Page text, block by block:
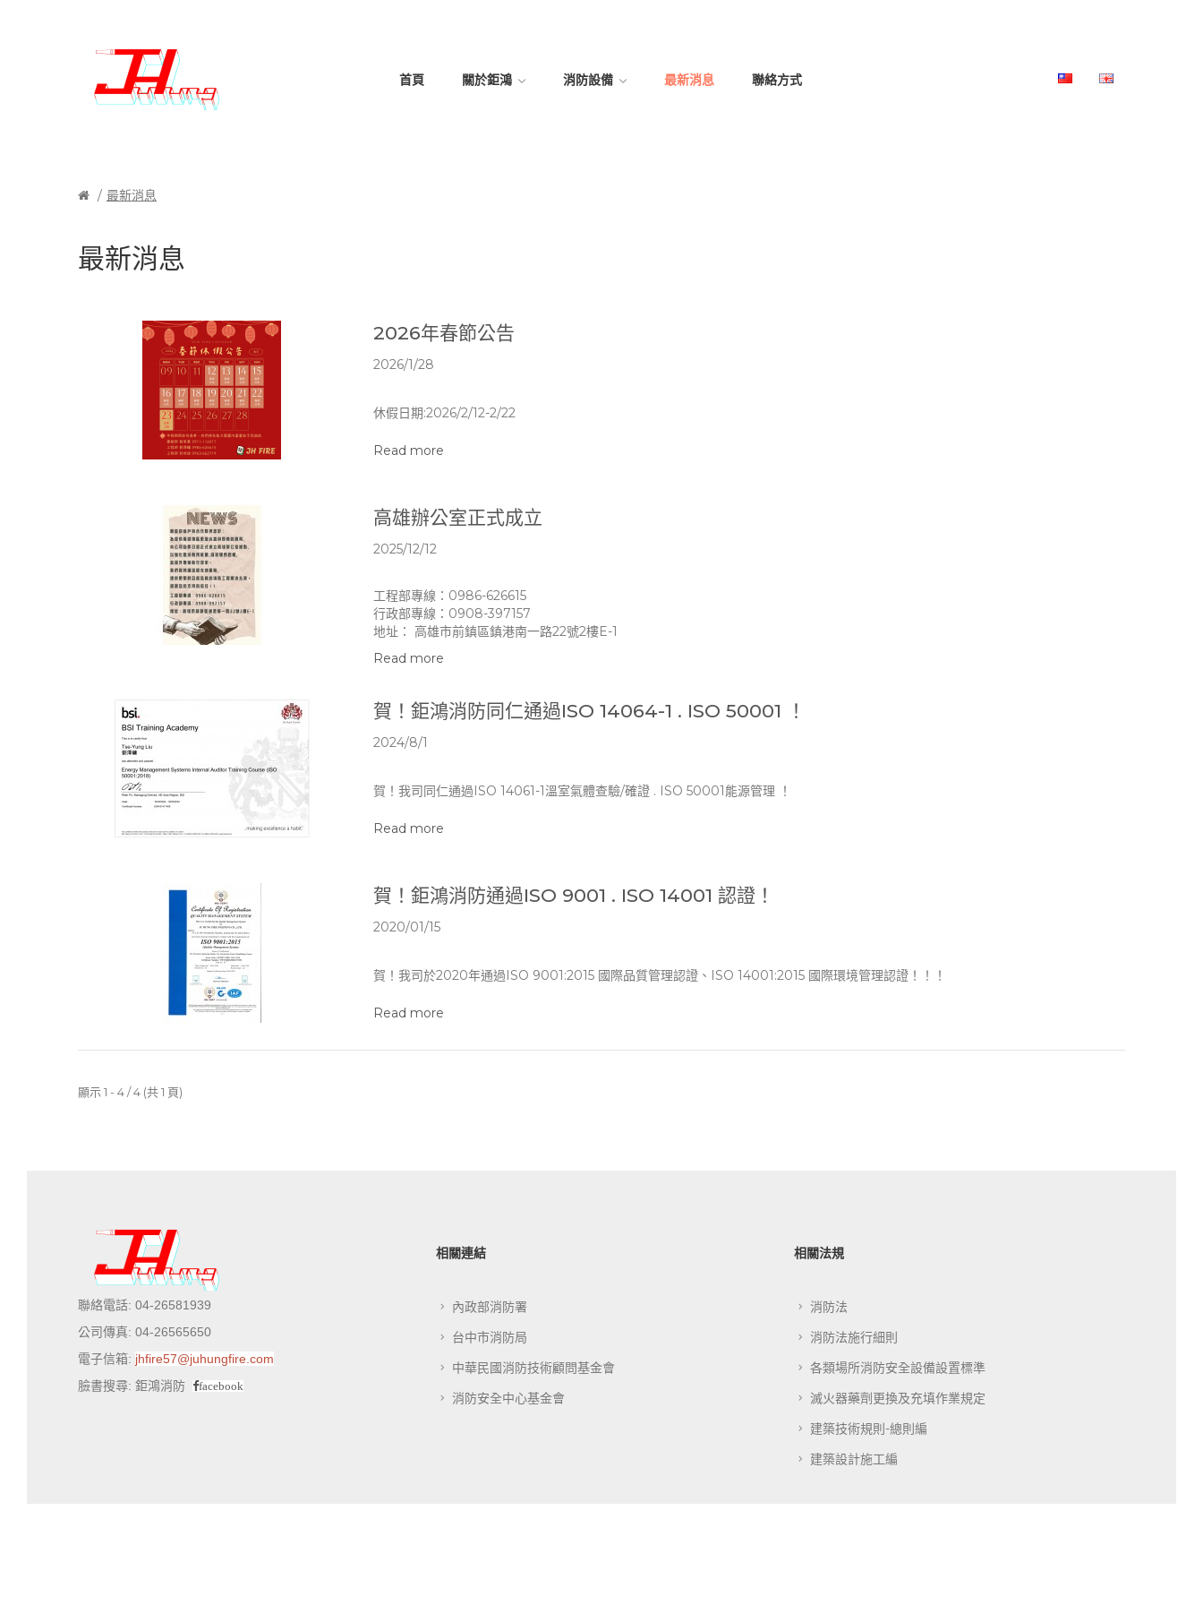
首頁 關於鉅鴻 消防設備 最新消息 聯絡方式
最新消息
最新消息
2026年春節公告
2026/1/28
休假日期:2026/2/12-2/22
Read more
高雄辦公室正式成立
2025/12/12
工程部專線：0986-626615
行政部專線：0908-397157
地址： 高雄市前鎮區鎮港南一路22號2樓E-1
Read more
賀！鉅鴻消防同仁通過ISO 14064-1 . ISO 50001 ！
2024/8/1
賀！我司同仁通過ISO 14061-1溫室氣體查驗/確證 . ISO 50001能源管理 ！
Read more
賀！鉅鴻消防通過ISO 9001 . ISO 14001 認證！
2020/01/15
賀！我司於2020年通過ISO 9001:2015 國際品質管理認證、ISO 14001:2015 國際環境管理認證！！！
Read more
顯示 1 - 4 / 4 (共 1 頁)
聯絡電話: 04-26581939
公司傳真: 04-26565650
電子信箱: jhfire57@juhungfire.com
臉書搜尋: 鉅鴻消防
facebook
相關連結
內政部消防署
台中市消防局
中華民國消防技術顧問基金會
消防安全中心基金會
相關法規
消防法
消防法施行細則
各類場所消防安全設備設置標準
滅火器藥劑更換及充填作業規定
建築技術規則-總則編
建築設計施工編